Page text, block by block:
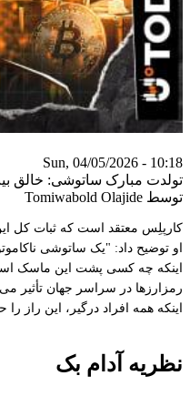
Sun, 04/05/2026 - 10:18
تولدت مبارک ساتوشی: خالق بیت کوین
توسط Tomiwabold Olajide
کارپلِس معتقد است که ثبات کل
او توضیح داد: "یک ساتوشی
اینکه چه کسی پشت این ماسک
رمزارزها در سراسر جهان تأثیر
اینکه همه افراد درگیر، این راز
نظریه آدام بک